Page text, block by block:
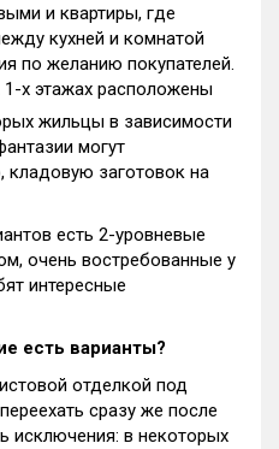
и квартиры, где
кухней и комнатой
по желанию покупателей.
1-х этажах расположены
жильцы в зависимости
могут
кладовую заготовок на
есть 2-уровневые
очень востребованные у
интересные
есть варианты?
отделкой под
сразу же после
исключения: в некоторых